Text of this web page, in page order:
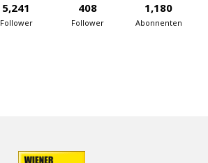
5,241
Follower
408
Follower
1,180
Abonnenten